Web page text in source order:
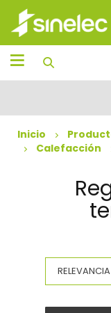
Saltar
contenido
Saltar
menú
de
navegación
Inicio
Calefacción